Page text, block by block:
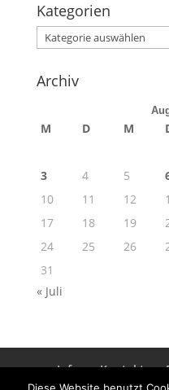
Kategorien
Kategorien
Archiv
M D M
3
4 5
10
11 12
17
18 19
24
25 26
31
« Juli
Info Kontakt